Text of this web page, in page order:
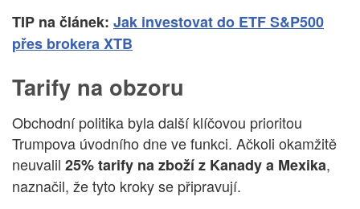
TIP na článek: Jak investovat do ETF S&P500
přes brokera XTB
Tarify na obzoru
Obchodní politika byla další klíčovou prioritou
Trumpova úvodního dne ve funkci. Ačkoli okamžitě
neuvalil 25% tarify na zboží z Kanady a Mexika,
naznačil, že tyto kroky se připravují.